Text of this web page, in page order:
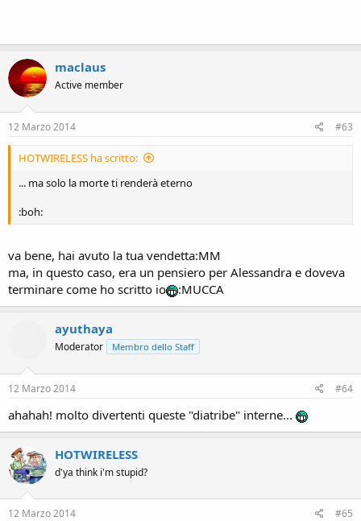
maclaus
Active member
12 Marzo 2014 #63
HOTWIRELESS ha scritto:
... ma solo la morte ti renderà eterno
:boh:
va bene, hai avuto la tua vendetta:MM
ma, in questo caso, era un pensiero per Alessandra e doveva
terminare come ho scritto io
:MUCCA
ayuthaya
Moderator Membro dello Staff
12 Marzo 2014 #64
ahahah! molto divertenti queste "diatribe" interne...
HOTWIRELESS
d'ya think i'm stupid?
12 Marzo 2014 #65